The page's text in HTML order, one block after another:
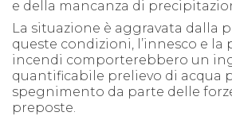
e della mancanza di
La situazione è aggravata dalla
queste condizioni, l’innesco e la
incendi comporterebbero un
quantificabile prelievo di acqua
spegnimento da parte delle
preposte.